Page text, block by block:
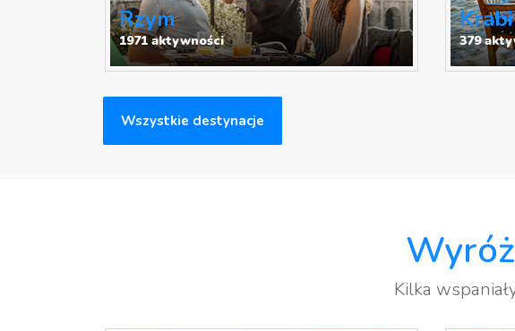
Rzym
1971 aktywności
Krabi
379
Wszystkie destynacje
Kilka